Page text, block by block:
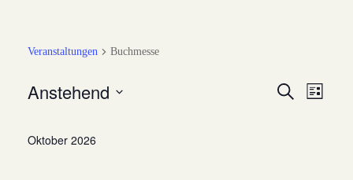
Veranstaltungen Buchmesse
Suche
Liste
Anstehend
wählen.
Oktober 2026